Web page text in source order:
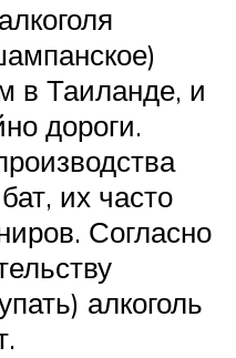
в Таиланде, и
дороги.
их часто
Согласно
алкоголь